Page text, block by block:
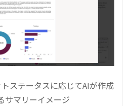
ステータスに応じてAIが作成
サマリーイメージ